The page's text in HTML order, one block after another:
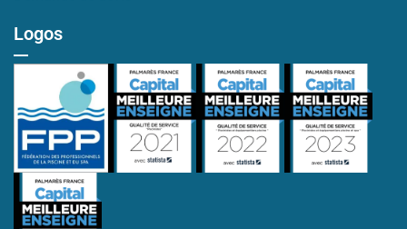
Logos